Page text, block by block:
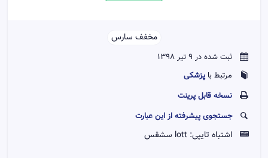
مخفف سارس
ثبت شده در 9 تیر 1398
مرتبط باپزشکی
نسخه قابل پرينت
جستجوی پیشرفته از این عبارت
اشتباه تایپی: lott سشقس